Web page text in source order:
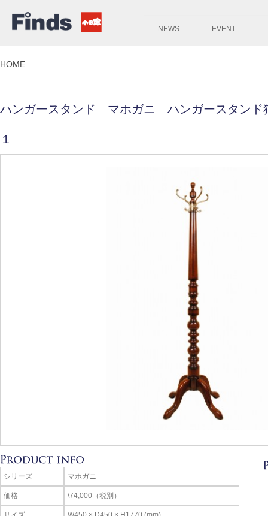
NEWS EVENT
HOME
ハンガースタンド マホガニ ハンガースタン
１
シリーズ マホガニ
価格 \74,000（税別）